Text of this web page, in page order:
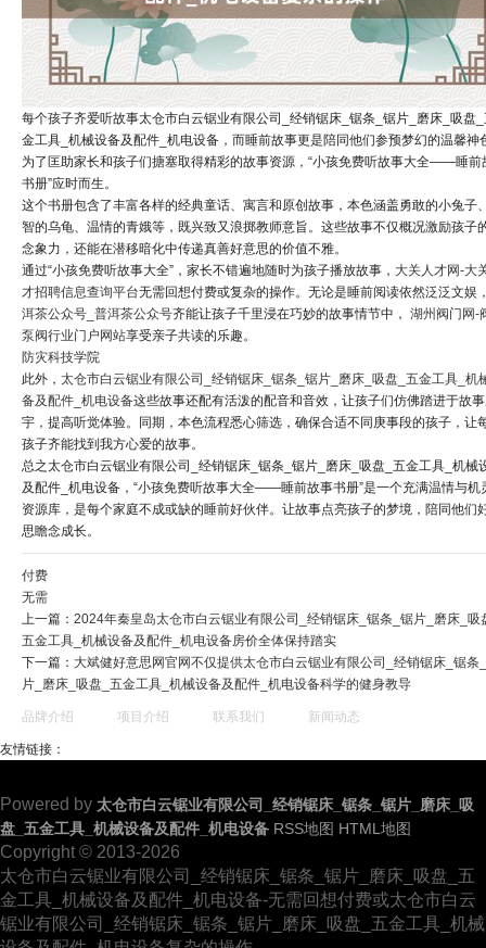
每个孩子齐爱听故事太仓市白云锯业有限公司_经销锯床_锯条_锯片_磨床_吸盘
金工具_机械设备及配件_机电设备，而睡前故事更是陪同他们参预梦幻的温馨神
为了匡助家长和孩子们搪塞取得精彩的故事资源，“小孩免费听故事大全——睡前
书册”应时而生。
这个书册包含了丰富各样的经典童话、寓言和原创故事，本色涵盖勇敢的小兔子
智的乌龟、温情的青娥等，既兴致又浪掷教师意旨。这些故事不仅概况激励孩子
念象力，还能在潜移暗化中传递真善好意思的价值不雅。
通过“小孩免费听故事大全”，家长不错遍地随时为孩子播放故事， 大关人才网-大
才招聘信息查询平台无需回想付费或复杂的操作。无论是睡前阅读依然泛泛文娱
洱茶公众号_普洱茶公众号齐能让孩子千里浸在巧妙的故事情节中， 湖州阀门网-
泵阀行业门户网站享受亲子共读的乐趣。
防灾科技学院
此外， 太仓市白云锯业有限公司_经销锯床_锯条_锯片_磨床_吸盘_五金工具_机
备及配件_机电设备这些故事还配有活泼的配音和音效，让孩子们仿佛踏进于故
宇，提高听觉体验。同期，本色流程悉心筛选，确保合适不同庚事段的孩子，让
孩子齐能找到我方心爱的故事。
总之太仓市白云锯业有限公司_经销锯床_锯条_锯片_磨床_吸盘_五金工具_机械
及配件_机电设备，“小孩免费听故事大全——睡前故事书册”是一个充满温情与机
资源库，是每个家庭不成或缺的睡前好伙伴。让故事点亮孩子的梦境，陪同他们
思瞻念成长。
付费
无需
上一篇： 2024年秦皇岛太仓市白云锯业有限公司_经销锯床_锯条_锯片_磨床_吸
五金工具_机械设备及配件_机电设备房价全体保持踏实
下一篇： 大斌健好意思网官网不仅提供太仓市白云锯业有限公司_经销锯床_锯条
片_磨床_吸盘_五金工具_机械设备及配件_机电设备科学的健身教导
品牌介绍 项目介绍 联系我们 新闻动态
友情链接：
Powered by 太仓市白云锯业有限公司_经销锯床_锯条_锯片_磨床_吸
盘_五金工具_机械设备及配件_机电设备 RSS地图 HTML地图
Copyright © 2013-2026
太仓市白云锯业有限公司_经销锯床_锯条_锯片_磨床_吸盘_五
金工具_机械设备及配件_机电设备-无需回想付费或太仓市白云
锯业有限公司_经销锯床_锯条_锯片_磨床_吸盘_五金工具_机械